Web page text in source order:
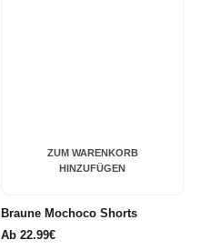
ZUM WARENKORB
HINZUFÜGEN
Braune Mochoco Shorts
Ab 22.99€